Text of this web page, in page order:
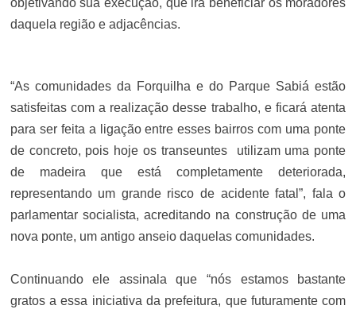
objetivando sua execução, que irá beneficiar os moradores
daquela região e adjacências.
“As comunidades da Forquilha e do Parque Sabiá estão
satisfeitas com a realização desse trabalho, e ficará atenta
para ser feita a ligação entre esses bairros com uma ponte
de concreto, pois hoje os transeuntes utilizam uma ponte
de madeira que está completamente deteriorada,
representando um grande risco de acidente fatal”, fala o
parlamentar socialista, acreditando na construção de uma
nova ponte, um antigo anseio daquelas comunidades.
Continuando ele assinala que “nós estamos bastante
gratos a essa iniciativa da prefeitura, que futuramente com